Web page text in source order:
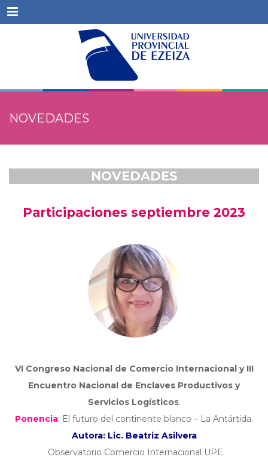
Menu
NOVEDADES
NOVEDADES
Participaciones septiembre 2023
VI Congreso Nacional de Comercio Internacional y III
Encuentro Nacional de Enclaves Productivos y
Servicios Logísticos.
Ponencia: El futuro del continente blanco – La Antártida.
Autora: Lic. Beatriz Asilvera
Observatorio Comercio Internacional UPE